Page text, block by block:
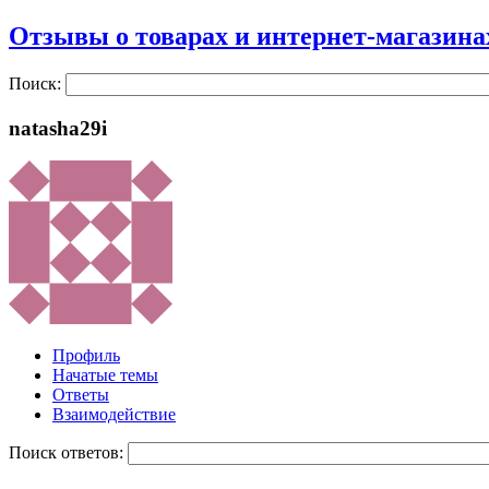
Отзывы о товарах и интернет-
Поиск:
natasha29i
Профиль
Начатые темы
Ответы
Взаимодействие
Поиск ответов: